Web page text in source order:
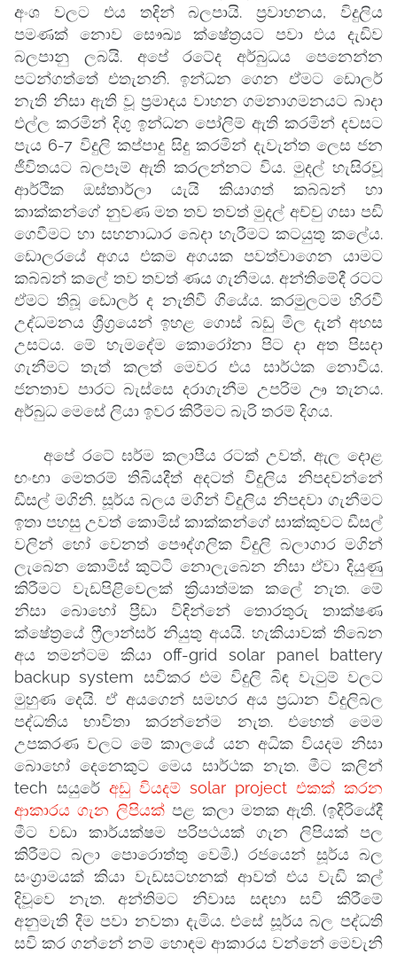
අංශ වලට එය තදින් බලපායි. ප්‍රවාහනය, විදුලිය
පමණක් නොව සෞඛ්‍ය ක්ෂේත්‍රයට පවා එය දැඩිව
බලපානු ලබයි. අපේ රටේද අර්බුධය පෙනෙන්න
පටන්ගත්තේ එතැනනි. ඉන්ධන ගෙන ඒමට ඩොලර්
නැති නිසා ඇති වූ ප්‍රමාදය වාහන ගමනාගමනයට බාදා
එල්ල කරමින් දිගු ඉන්ධන පෝලිම් ඇති කරමින් දවසට
පැය 6-7 විදුලි කප්පාදු සිදු කරමින් දැවැන්ත ලෙස ජන
ජීවිතයට බලපෑම් ඇති කරලන්නට විය. මුදල් හැසිරවූ
ආර්ථික ඔස්තාර්ලා යැයි කියාගත් කබ්බන් හා
කාක්කන්ගේ නුවණ මත තව තවත් මුදල් අච්චු ගසා පඩි
ගෙවීමට හා සහනාධාර බෙදා හැරීමට කටයුතු කලේය.
ඩොලරයේ අගය එකම අගයක පවත්වාගෙන යාමට
කබ්බන් කලේ තව තවත් ණය ගැනීමය. අන්තිමේදී රටට
ඒමට තිබූ ඩොලර් ද නැතිවී ගියේය. කරමුලටම හිරවී
උද්ධමනය ශ්‍රීග්‍රයෙන් ඉහළ ගොස් බඩු මිල දැන් අහස
උසටය. මේ හැමදේම කොරෝනා පිට දා අත පිසදා
ගැනීමට තැත් කලත් මෙවර එය සාර්ථක නොවීය.
ජනතාව පාරට බැස්සෙ දරාගැනීම උපරිම ඌ තැනය.
අර්බුධ මෙසේ ලියා ඉවර කිරීමට බැරි තරම් දිගය.
අපේ රටේ ඝර්ම කලාපීය රටක් උවත්, ඇල දොළ
ඟංඟා මෙතරම් තිබියදීත් අදටත් විදුලිය නිපදවන්නේ
ඩීසල් මගිනි. සූර්ය බලය මගින් විදුලිය නිපදවා ගැනීමට
ඉතා පහසු උවත් කොමිස් කාක්කන්ගේ සාක්කුවට ඩීසල්
වලින් හෝ වෙනත් පෞද්ගලික විදුලි බලාගාර මගින්
ලැබෙන කොමිස් කුට්ටි නොලැබෙන නිසා ඒවා දියුණු
කිරීමට වැඩපිළිවෙලක් ක්‍රියාත්මක කලේ නැත. මේ
නිසා බොහෝ ප්‍රීඩා විඳින්නේ තොරතුරු තාක්ෂණ
ක්ෂේත්‍රයේ ෆ්‍රීලාන්සර් නියුතු අයයි. හැකියාවක් තිබෙන
අය තමන්ටම කියා off-grid solar panel battery
backup system සවිකර එම විදුලි බිඳ වැටුම් වලට
මුහුණ දෙයි. ඒ අයගෙන් සමහර අය ප්‍රධාන විදුලිබල
පද්ධතිය භාවිතා කරන්නේම නැත. එහෙත් මෙම
උපකරණ වලට මේ කාලයේ යන අධික වියදම නිසා
බොහෝ දෙනෙකුට මෙය සාර්ථක නැත. මීට කලින්
tech සයුරේ අඩු වියදම් solar project එකක් කරන
ආකාරය ගැන ලිපියක් පළ කලා මතක ඇති. (ඉදිරියේදී
මීට වඩා කාර්යක්ෂම පරිපථයක් ගැන ලිපියක් පල
කිරීමට බලා පොරොත්තු වෙමි.) රජයෙන් සූර්ය බල
සංග්‍රාමයක් කියා වැඩසටහනක් ආවත් එය වැඩි කල්
දිවූවෙ නැත. අන්තිමට නිවාස සඳහා සවි කිරීමේ
අනුමැති දීම පවා නවතා දැමිය. එසේ සූර්ය බල පද්ධති
සවි කර ගන්නේ නම් හොඳම ආකාරය වන්නේ මෙවැනි